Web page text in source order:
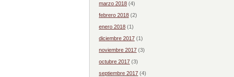
marzo 2018 (4)
febrero 2018 (2)
enero 2018 (1)
diciembre 2017 (1)
noviembre 2017 (3)
octubre 2017 (3)
septiembre 2017 (4)